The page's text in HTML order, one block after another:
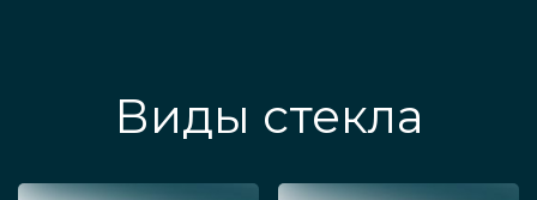
Виды стекла